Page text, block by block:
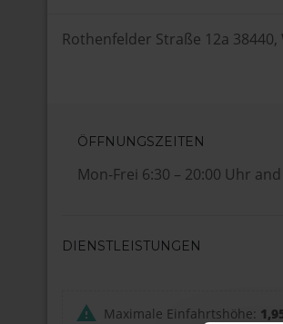
Rothenfelder Straße 12a
ÖFFNUNGSZEITEN
Mon-Frei 6:30 – 20:00 Uhr
DIENSTLEISTUNGEN
Maximale Einfahrtshöhe: